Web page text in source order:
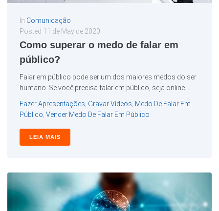
In Comunicação
Posted 11 de May de 2020
Como superar o medo de falar em
público?
Falar em público pode ser um dos maiores medos do ser
humano. Se você precisa falar em público, seja online...
Fazer Apresentações, Gravar Vídeos, Medo De Falar Em
Público, Vencer Medo De Falar Em Público
LEIA MAIS